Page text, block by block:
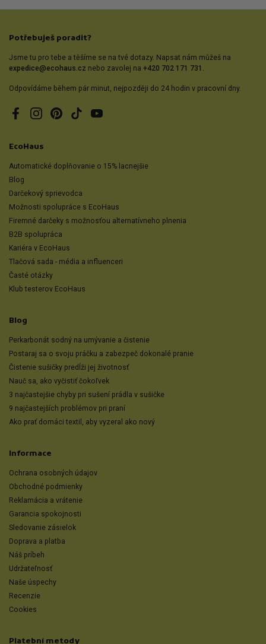
Potřebuješ poradit?
Jsme tu pro tebe a těšíme se na tvé dotazy. Napsat nám můžeš na
expedice@ecohaus.cz nebo zavolej na +420 702 171 731.
Odpovídáme během pár minut, nejpozději do 24 hodin v pracovní dny.
FacebookInstagramPinterestTikTokYouTube
EcoHaus
Automatické doplňovanie o 15% lacnejšie
Blog
Darčekový sprievodca
Možnosti spolupráce s EcoHaus
Firemné darčeky s možnosťou alternatívneho plnenia
B2B spolupráca
Kariéra v EcoHaus
Tlačová sada - média a influenceri
Časté otázky
Klub testerov EcoHaus
Blog
Perkarbonát sodný na umývanie a čistenie
Postaraj sa o svoju práčku a zabezpeč dokonalé pranie
Čistenie sušičky predĺži jej životnosť
Nauč sa, ako vyčistiť čokoľvek
3 najčastejšie chyby pri sušení prádla v sušičke
9 najčastejších problémov pri praní
Ako prať domáci textil, aby vyzeral ako nový
Informace
Ochrana osobných údajov
Obchodné podmienky
Reklamácia a vrátenie
Garancia spokojnosti
Sledovanie zásielok
Doprava a platba
Náš príbeh
Udržateľnosť
Naše úspechy
Recenzie
Cookies
Platební metody